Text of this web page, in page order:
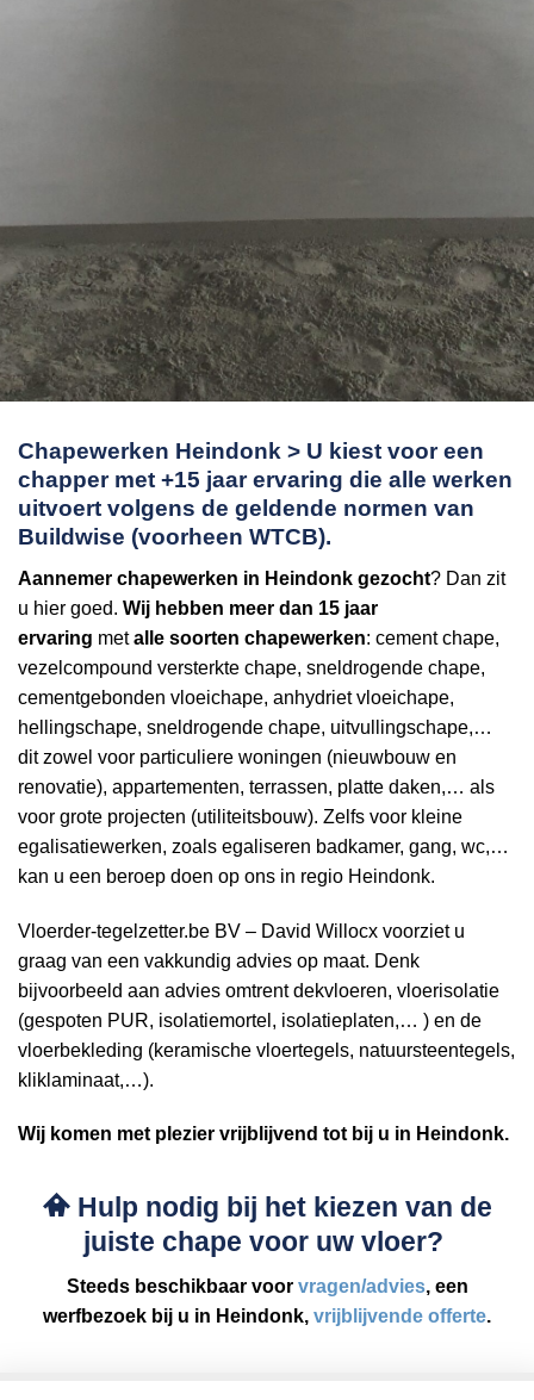
Chapewerken Heindonk > U kiest voor een
chapper met +15 jaar ervaring die alle werken
uitvoert volgens de geldende normen van
Buildwise (voorheen WTCB).
Aannemer chapewerken in Heindonk gezocht? Dan zit
u hier goed. Wij hebben meer dan 15 jaar
ervaring metalle soorten chapewerken: cement chape,
vezelcompound versterkte chape, sneldrogende chape,
cementgebonden vloeichape, anhydriet vloeichape,
hellingschape, sneldrogende chape, uitvullingschape,…
dit zowel voor particuliere woningen (nieuwbouw en
renovatie), appartementen, terrassen, platte daken,… als
voor grote projecten (utiliteitsbouw). Zelfs voor kleine
egalisatiewerken, zoals egaliseren badkamer, gang, wc,…
kan u een beroep doen op ons in regio Heindonk.
Vloerder-tegelzetter.be BV – David Willocx voorziet u
graag van een vakkundig advies op maat. Denk
bijvoorbeeld aan advies omtrent dekvloeren, vloerisolatie
(gespoten PUR, isolatiemortel, isolatieplaten,… ) en de
vloerbekleding (keramische vloertegels, natuursteentegels,
kliklaminaat,…).
Wij komen met plezier vrijblijvend tot bij u in Heindonk.
Hulp nodig bij het kiezen van de
juiste chape voor uw vloer?
Steeds beschikbaar voor vragen/advies, een
werfbezoek bij u in Heindonk, vrijblijvende offerte.